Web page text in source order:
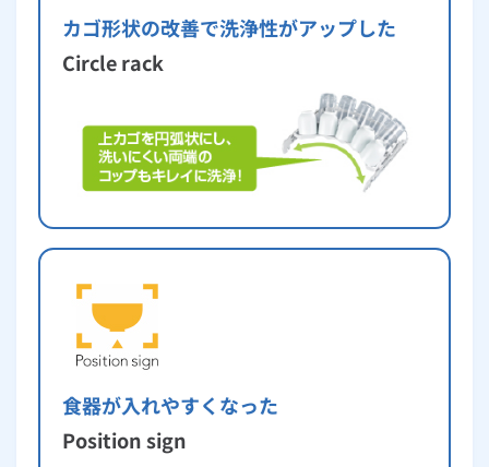
カゴ形状の改善で洗浄性がアップした
Circle rack
食器が入れやすくなった
Position sign